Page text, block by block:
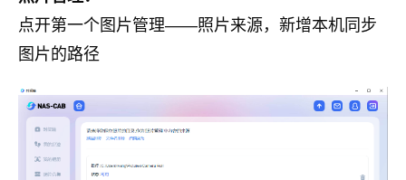
点开第一个图片管理——照片来源，新增本机同步
图片的路径